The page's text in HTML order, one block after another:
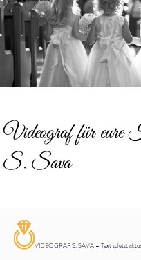
Videograf für eure
S. Sava
VIDEOGRAF S. SAVA – Text zuletzt